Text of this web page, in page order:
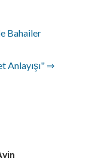
Bahailer
Anlayışı" ⇒